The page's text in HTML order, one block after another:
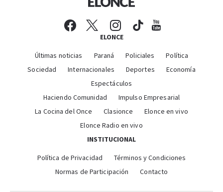
ELONCE
Últimas noticias Paraná Policiales
Política
Sociedad
Internacionales Deportes
Economía
Espectáculos
Haciendo Comunidad
Impulso Empresarial
La Cocina del Once
Clasionce
Elonce en vivo
Elonce Radio en vivo
INSTITUCIONAL
Política de Privacidad
Términos y Condiciones
Normas de Participación
Contacto